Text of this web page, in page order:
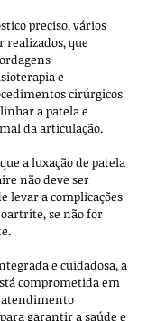
preciso, vários
que
e
cirúrgicos
a patela e
da articulação.
a luxação de patela
não deve ser
levar a complicações
se não for
e cuidadosa, a
comprometida em
garantir a saúde e